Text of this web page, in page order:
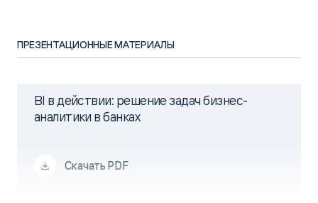
ПРЕЗЕНТАЦИОННЫЕ МАТЕРИАЛЫ
BI в действии: решение задач бизнес-
аналитики в банках
Скачать PDF